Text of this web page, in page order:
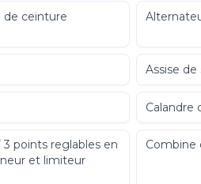
de ceinture
Assise de
Calandre
points reglables en
et limiteur
Combine